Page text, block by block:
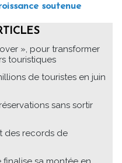
soutenue
», pour transformer
touristiques
de touristes en juin
sans sortir
des records de